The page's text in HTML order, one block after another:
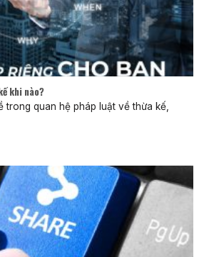
khi nào?
trong quan hệ pháp luật về thừa kế,